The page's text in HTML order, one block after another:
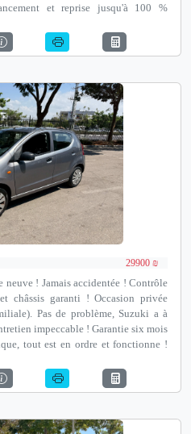
et reprise jusqu'à 100 %
le ministère des Transports, David
29900 ₪
! Jamais accidentée ! Contrôle
châssis garanti ! Occasion privée
Pas de problème, Suzuki a à
impeccable ! Garantie six mois
tout est en ordre et fonctionne !
technique avant achat agréé
Pinkas 35, Netanya.